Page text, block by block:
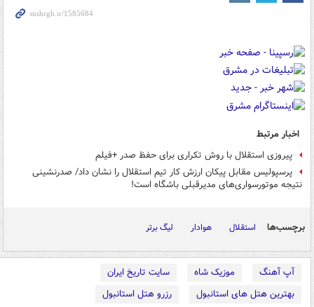
اخبار مرتبط
پیروزی استقلال با روش تکراری برای حفظ صدر +فیلم
پرسپولیس مقابل پیکان ارزش کار تیم استقلال را نشان داد/ صدرنشینی
نتیجه موتورسواری‌های مدیرقبلی باشگاه است!
برچسب‌ها استقلال هوادار لیگ برتر
آپ آهنگ موزیک شاه
سایت تاریخ ایران
بهترین هتل های استانبول
رزرو هتل استانبول